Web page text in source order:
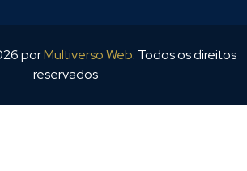
porMultiverso Web. Todos os direitos
reservados